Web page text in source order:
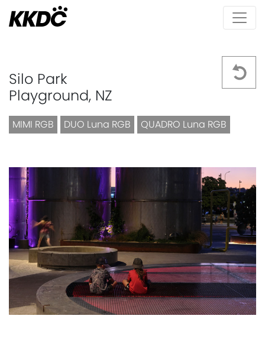
Silo Park
Playground, NZ
MIMI RGB DUO Luna RGB QUADRO Luna RGB